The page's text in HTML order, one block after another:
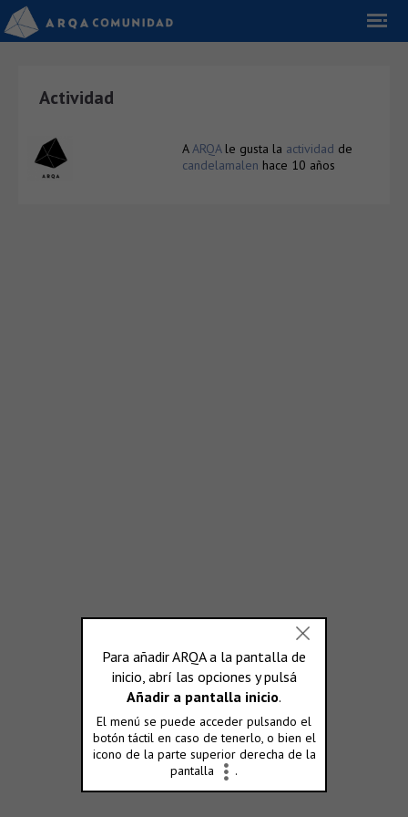
Actividad
AARQAle gusta la actividad de
candelamalen hace 10 años